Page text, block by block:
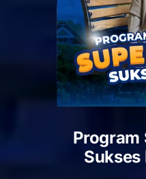
Program
Sukses